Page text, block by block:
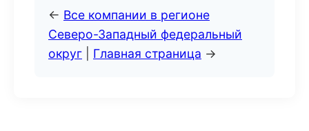
← Все компании в регионе
Северо-Западный федеральный
округ
Главная страница →